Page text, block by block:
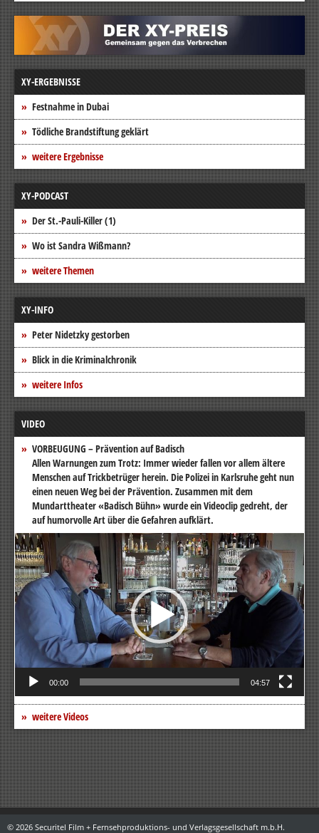
XY-ERGEBNISSE
Festnahme in Dubai
Tödliche Brandstiftung geklärt
weitere Ergebnisse
XY-PODCAST
Der St.-Pauli-Killer (1)
Wo ist Sandra Wißmann?
weitere Themen
XY-INFO
Peter Nidetzky gestorben
Blick in die Kriminalchronik
weitere Infos
VIDEO
VORBEUGUNG – Prävention auf Badisch
Allen Warnungen zum Trotz: Immer wieder fallen vor allem ältere
Menschen auf Trickbetrüger herein. Die Polizei in Karlsruhe geht nun
einen neuen Weg bei der Prävention. Zusammen mit dem
Mundarttheater «Badisch Bühn» wurde ein Videoclip gedreht, der
auf humorvolle Art über die Gefahren aufklärt.
Video-
Player
00:00 04:57
weitere Videos
© 2026 Securitel Film + Fernsehproduktions- und Verlagsgesellschaft m.b.H.